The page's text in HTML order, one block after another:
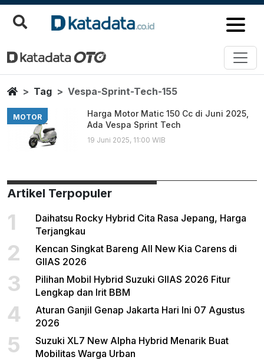
Vespa Sprint Tech 155
Berita Terbaru
HomeTag Vespa-Sprint-Tech-155
MOTOR
Harga Motor Matic 150 Cc di Juni 2025,
Ada Vespa Sprint Tech
19 Juni 2025, 11:00 WIB
Artikel Terpopuler
1
Daihatsu Rocky Hybrid Cita Rasa Jepang, Harga
Terjangkau
2
Kencan Singkat Bareng All New Kia Carens di
GIIAS 2026
3
Pilihan Mobil Hybrid Suzuki GIIAS 2026 Fitur
Lengkap dan Irit BBM
4
Aturan Ganjil Genap Jakarta Hari Ini 07 Agustus
2026
5
Suzuki XL7 New Alpha Hybrid Menarik Buat
Mobilitas Warga Urban